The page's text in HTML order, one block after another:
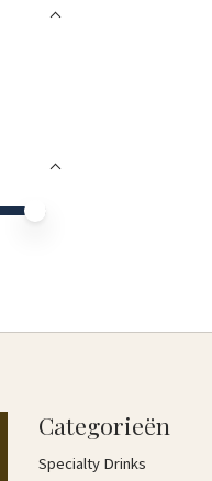
Categorieën
Specialty Drinks